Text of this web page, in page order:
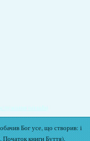
онлайн
Бог усе, що створив: і
книги Буття).